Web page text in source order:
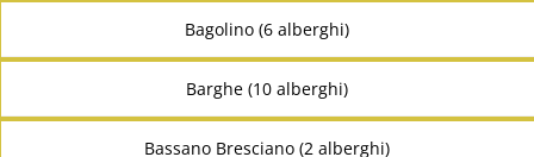
Bagolino (6 alberghi)
Barghe (10 alberghi)
Bassano Bresciano (2 alberghi)